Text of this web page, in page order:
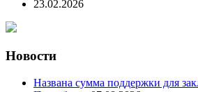
23.02.2026
Новости
Названа сумма поддержки для